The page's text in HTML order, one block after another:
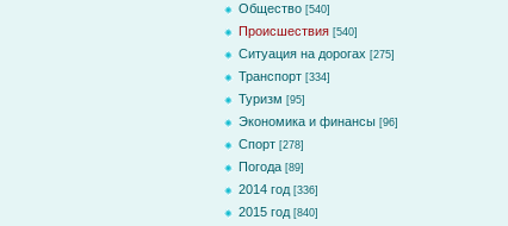
Общество [540]
Происшествия [540]
Ситуация на дорогах [275]
Транспорт [334]
Туризм [95]
Экономика и финансы [96]
Спорт [278]
Погода [89]
2014 год [336]
2015 год [840]